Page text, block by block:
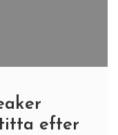
titta efter